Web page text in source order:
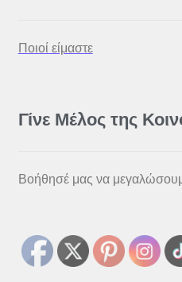
Ποιοί είμαστε
Γίνε Μέλος της
Βοήθησέ μας να